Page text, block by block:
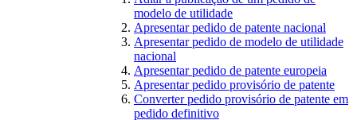
modelo de utilidade
Apresentar pedido de patente nacional
Apresentar pedido de modelo de utilidade
nacional
Apresentar pedido de patente europeia
Apresentar pedido provisório de patente
Converter pedido provisório de patente em
pedido definitivo